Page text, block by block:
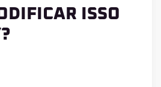
ISSO